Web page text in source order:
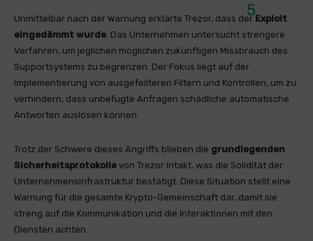
5
Unmittelbar nach der Warnung erklärte Trezor, dass der Exploit
eingedämmt wurde. Das Unternehmen untersucht strengere
Verfahren, um jeglichen möglichen zukünftigen Missbrauch des
Supportsystems zu begrenzen. Der Fokus liegt auf der
Implementierung von ausgefeilteren Filtern und Kontrollen, um zu
verhindern, dass unbefugte Anfragen schädliche automatische
Antworten auslösen können.
Trotz der Schwere dieses Angriffs blieben die grundlegenden
Sicherheitsprotokolle von Trezor intakt, was die Solidität der
Unternehmensinfrastruktur bestätigt. Diese Situation stellt eine
Warnung für die gesamte Krypto-Gemeinschaft dar, damit sie
streng auf die Kommunikation und die Interaktionen mit den
Diensten achten.